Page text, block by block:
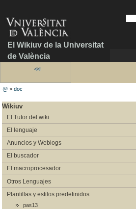
El Wikiuv de la Universitat
de València
@ >doc
Wikiuv
El Tutor del wiki
El lenguaje
Anuncios y Weblogs
El buscador
El macroprocesador
Otros Lenguajes
Plantillas y estilos predefinidos
pas13